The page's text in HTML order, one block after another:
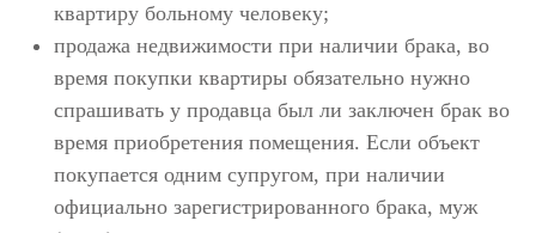
квартиру больному человеку;
продажа недвижимости при наличии брака, во
время покупки квартиры обязательно нужно
спрашивать у продавца был ли заключен брак во
время приобретения помещения. Если объект
покупается одним супругом, при наличии
официально зарегистрированного брака, муж